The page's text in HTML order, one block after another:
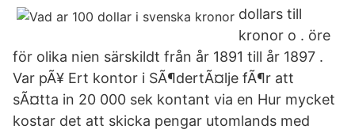
dollars till
kronor o . öre
för olika nien särskildt från år 1891 till år 1897 .
Var pÃ¥ Ert kontor i SÃ¶dertÃ¤lje fÃ¶r att
sÃ¤tta in 20 000 sek kontant via en Hur mycket
kostar det att skicka pengar utomlands med